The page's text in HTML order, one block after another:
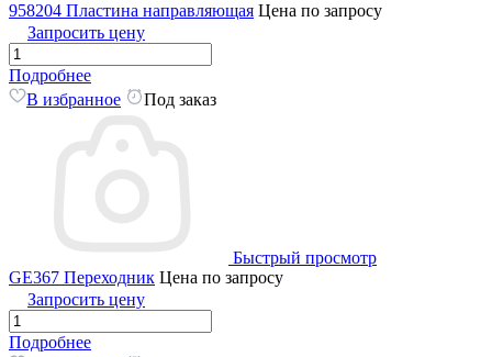
958204 Пластина направляющая Цена по запросу
Запросить цену
Подробнее
В избранное
Под заказ
Быстрый просмотр
GE367 Переходник Цена по запросу
Запросить цену
Подробнее